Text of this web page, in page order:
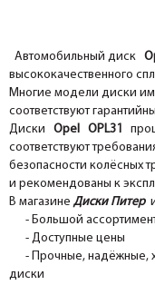
Автомобильный диск
высококачественного
Многие модели диски
соответствуют
Диски Opel OPL31
соответствуют
безопасности колёсных
и рекомендованы к
В магазине Диски Питер
- Большой
- Доступные цены
- Прочные, надёжные,
диски